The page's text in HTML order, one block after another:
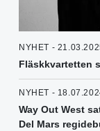
NYHET -
Fläskkvartetten
NYHET -
Way Out West
Del Mars